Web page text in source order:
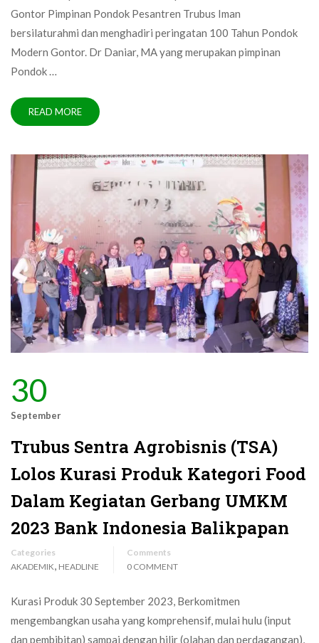
Gontor Pimpinan Pondok Pesantren Trubus Iman
bersilaturahmi dan menghadiri peringatan 100 Tahun Pondok
Modern Gontor. Dr Daniar, MA yang merupakan pimpinan
Pondok …
READ MORE
30
September
Trubus Sentra Agrobisnis (TSA)
Lolos Kurasi Produk Kategori Food
Dalam Kegiatan Gerbang UMKM
2023 Bank Indonesia Balikpapan
Categories
AKADEMIK, HEADLINE
Comments
0 COMMENT
Kurasi Produk 30 September 2023, Berkomitmen
mengembangkan usaha yang komprehensif, mulai hulu (input
dan pembibitan) sampai dengan hilir (olahan dan perdagangan),